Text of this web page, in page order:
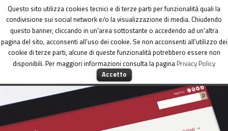
Dipartimento per le Politiche di coesione
Questo sito utilizza cookies tecnici e di terze parti per funzionalità quali la
condivisione sui social network e/o la visualizzazione di media. Chiudendo
questo banner, cliccando in un'area sottostante o accedendo ad un'altra
pagina del sito, acconsenti all’uso dei cookie. Se non acconsenti all'utilizzo dei
cookie di terze parti, alcune di queste funzionalità potrebbero essere non
disponibili. Per maggiori informazioni consulta la pagina Privacy Policy
Accetto